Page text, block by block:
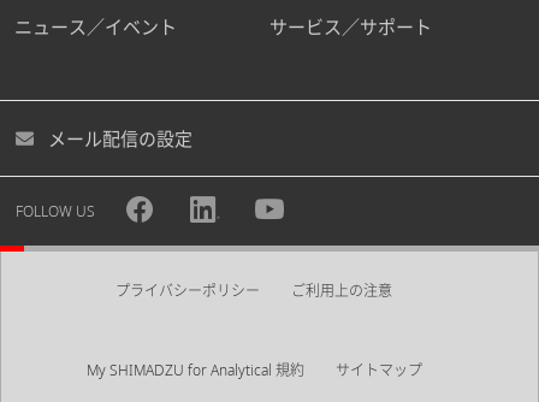
ニュース／イベント サービス／サポート
メール配信の設定
FOLLOW US
プライバシーポリシー ご利用上の注意
My SHIMADZU for Analytical 規約 サイトマップ